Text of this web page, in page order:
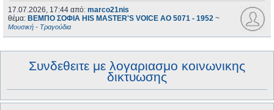
17.07.2026, 17:44 από: marco21nis
θέμα: ΒΕΜΠΟ ΣΟΦΙΑ HIS MASTER'S VOICE AO 5071 - 1952 ~
Μουσική - Τραγούδια
Συνδεθειτε με λογαριασμο κοινωνικης
δικτυωσης